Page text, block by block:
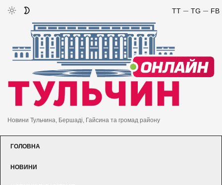
FB
TG
TT
Новини Тульчина, Бершаді, Гайсина та громад району
ГОЛОВНА
НОВИНИ